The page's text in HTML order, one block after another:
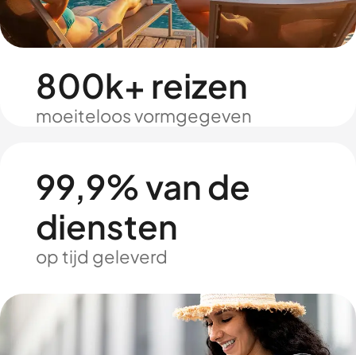
800k+ reizen
moeiteloos vormgegeven
99,9% van de
diensten
op tijd geleverd